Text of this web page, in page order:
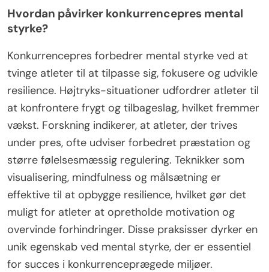
Hvordan påvirker konkurrencepres mental
styrke?
Konkurrencepres forbedrer mental styrke ved at
tvinge atleter til at tilpasse sig, fokusere og udvikle
resilience. Højtryks-situationer udfordrer atleter til
at konfrontere frygt og tilbageslag, hvilket fremmer
vækst. Forskning indikerer, at atleter, der trives
under pres, ofte udviser forbedret præstation og
større følelsesmæssig regulering. Teknikker som
visualisering, mindfulness og målsætning er
effektive til at opbygge resilience, hvilket gør det
muligt for atleter at opretholde motivation og
overvinde forhindringer. Disse praksisser dyrker en
unik egenskab ved mental styrke, der er essentiel
for succes i konkurrenceprægede miljøer.